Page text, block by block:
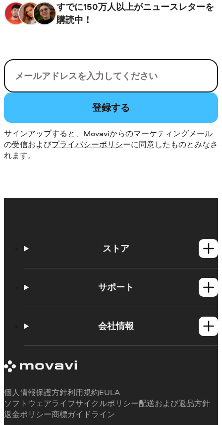
すでに150万人以上がニュースレターを
購読中！
電子メール
登録する
サインアップすると、Movaviからのマーケティングメール
の受信およびプライバシーポリシーに同意したものとみなさ
れます。
ストア
Mac製品
サポート
使い方
体験版の制約
払い戻し
会社情報
お客様の声
当社が選ばれる理由
個人情報保護方針利用規約EULA
ソフトウェアライフサイクルポリシー配送および返品方針
返金ポリシー商標ガイドライン